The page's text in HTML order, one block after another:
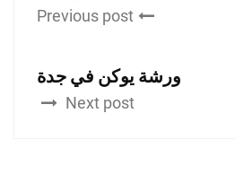
Previous post
ورشة يوكن في جدة
Next post